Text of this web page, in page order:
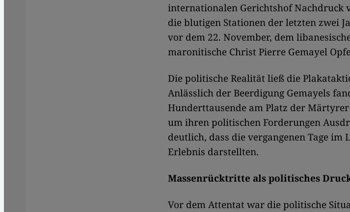
internationalen Gerichtshof Nachdruck
die blutigen Stationen der letzten zwei
vor dem 22. November, dem
maronitische Christ Pierre Gemayel
Die politische Realität ließ die
Anlässlich der Beerdigung Gemayels
Hunderttausende am Platz der
um ihren politischen Forderungen
deutlich, dass die vergangenen Tage
Erlebnis darstellten.
Massenrücktritte als politisches
Vor dem Attentat war die politische